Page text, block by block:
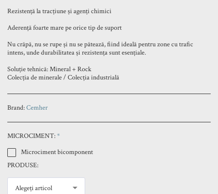
Rezistență la tracțiune și agenți chimici
Aderență foarte mare pe orice tip de suport
Nu crăpă, nu se rupe și nu se pătează, fiind ideală pentru zone cu trafic
intens, unde durabilitatea și rezistența sunt esențiale.
Soluție tehnică: Mineral + Rock
Colecția de minerale / Colecția industrială
Brand:Cemher
MICROCIMENT:*
Microciment bicomponent
PRODUSE:
Alegeți articol